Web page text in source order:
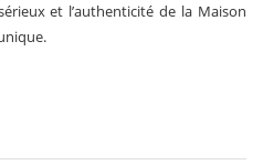
et l’authenticité de la Maison